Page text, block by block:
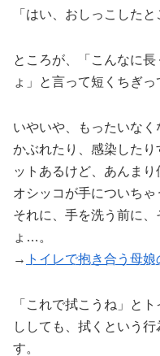
「はい、おしっこした
ところが、「こんなに
ょ」と言って短くちぎっ
いやいや、もったいなく
かぶれたり、感染した
ットあるけど、あんまり
オシッコが手についちゃ
それに、手を洗う前に
ょ…。
→ トイレで抱き合う母娘
「これで拭こうね」と
ししても、拭くという
す。